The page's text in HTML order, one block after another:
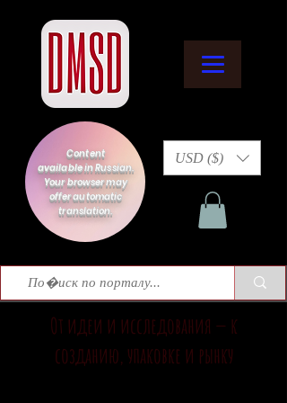
Content
available in Russian.
Your browser may
offer automatic
translation.
USD ($)
От идеи и исследования — к
созданию, упаковке и рынку